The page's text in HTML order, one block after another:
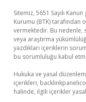
Sitemiz, 5651 Sayılı
Kurumu (BTK) tarafından
vermektedir. Bu
veya araştırma
yazdıkları içeriklerin
bu sorumluluğu kabul
Hukuka ve yasal
içerikleri,
halinde, ilgili içerikler